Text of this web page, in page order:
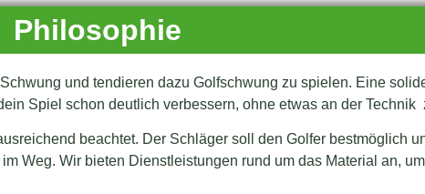
Philosophie
und tendieren dazu Golfschwung zu spielen. Eine
Spiel schon deutlich verbessern, ohne etwas an der Technik
beachtet. Der Schläger soll den Golfer bestmöglich
Weg. Wir bieten Dienstleistungen rund um das Material an,